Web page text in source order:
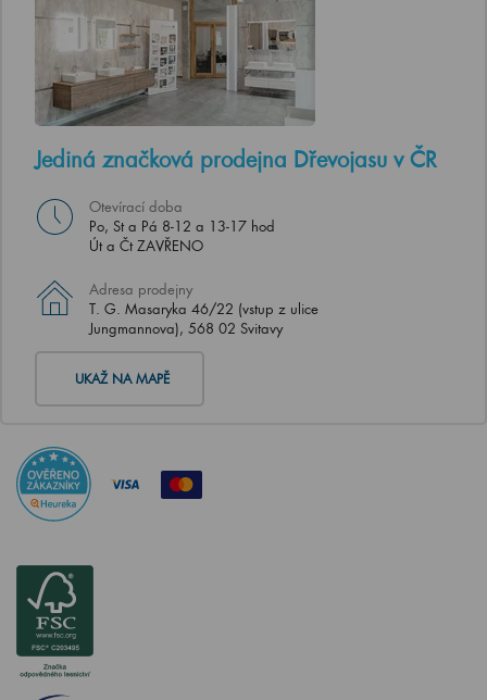
Jediná značková prodejna Dřevojasu v ČR
Otevírací doba
Po, St a Pá 8-12 a 13-17 hod
Út a Čt ZAVŘENO
Adresa prodejny
T. G. Masaryka 46/22 (vstup z ulice
Jungmannova), 568 02 Svitavy
UKAŽ NA MAPĚ